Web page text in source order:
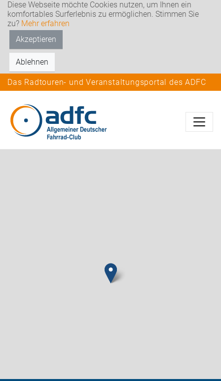
Diese Webseite möchte Cookies nutzen, um Ihnen ein
komfortables Surferlebnis zu ermöglichen. Stimmen Sie
zu? Mehr erfahren
Akzeptieren
Ablehnen
Das Radtouren- und Veranstaltungsportal des ADFC